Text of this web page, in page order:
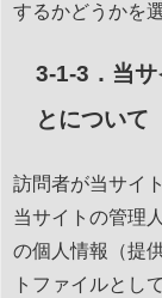
するかどうかを
3-1-3．当
とについて
訪問者が当サイ
当サイトの管理
の個人情報（提
トファイルとし